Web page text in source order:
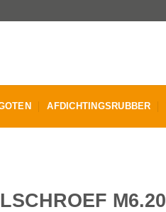
AFDICHTINGSRUBBER
M6.20